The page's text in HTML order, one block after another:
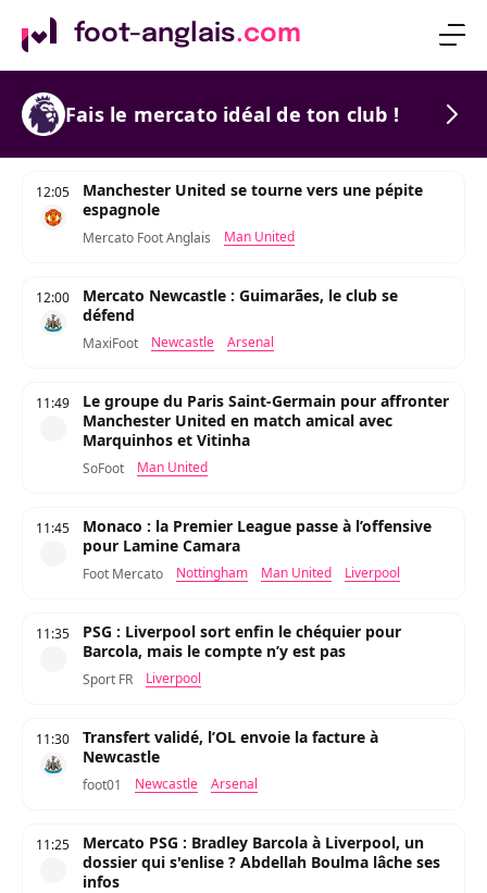
foot-anglais.com
Fais le mercato idéal de ton club !
12:05
Manchester United se tourne vers une pépite
espagnole
Mercato Foot Anglais Man United
12:00
Mercato Newcastle : Guimarães, le club se
défend
MaxiFoot Newcastle Arsenal
11:49
Le groupe du Paris Saint-Germain pour affronter
Manchester United en match amical avec
Marquinhos et Vitinha
SoFoot Man United
11:45
Monaco : la Premier League passe à l’offensive
pour Lamine Camara
Foot Mercato Nottingham Man United Liverpool
11:35
PSG : Liverpool sort enfin le chéquier pour
Barcola, mais le compte n’y est pas
Sport FR Liverpool
11:30
Transfert validé, l’OL envoie la facture à
Newcastle
foot01 Newcastle Arsenal
11:25
Mercato PSG : Bradley Barcola à Liverpool, un
dossier qui s'enlise ? Abdellah Boulma lâche ses
infos